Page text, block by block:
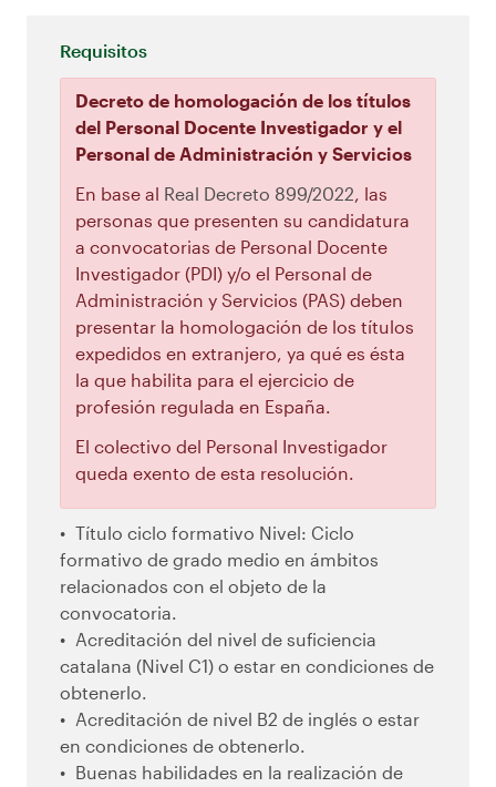
Requisitos
Decreto de homologación de los títulos
del Personal Docente Investigador y el
Personal de Administración y Servicios
En base al Real Decreto 899/2022, las
personas que presenten su candidatura
a convocatorias de Personal Docente
Investigador (PDI) y/o el Personal de
Administración y Servicios (PAS) deben
presentar la homologación de los títulos
expedidos en extranjero, ya qué es ésta
la que habilita para el ejercicio de
profesión regulada en España.
El colectivo del Personal Investigador
queda exento de esta resolución.
Título ciclo formativo Nivel: Ciclo
formativo de grado medio en ámbitos
relacionados con el objeto de la
convocatoria.
Acreditación del nivel de suficiencia
catalana (Nivel C1) o estar en condiciones de
obtenerlo.
Acreditación de nivel B2 de inglés o estar
en condiciones de obtenerlo.
Buenas habilidades en la realización de